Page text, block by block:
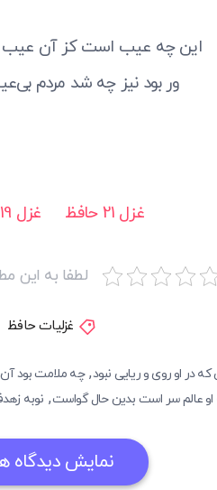
این چه عیب است کز آن عیب
ور بود نیز چه شد مردم
غزل 21 حافظ غزل 19 حافظ
لطفا به این
غزلیات حافظ
در او روی و ریایی نبود,چه ملامت بود آن
او عالم سر است بدین حال گواست, نوبه
نمایش دیدگاه